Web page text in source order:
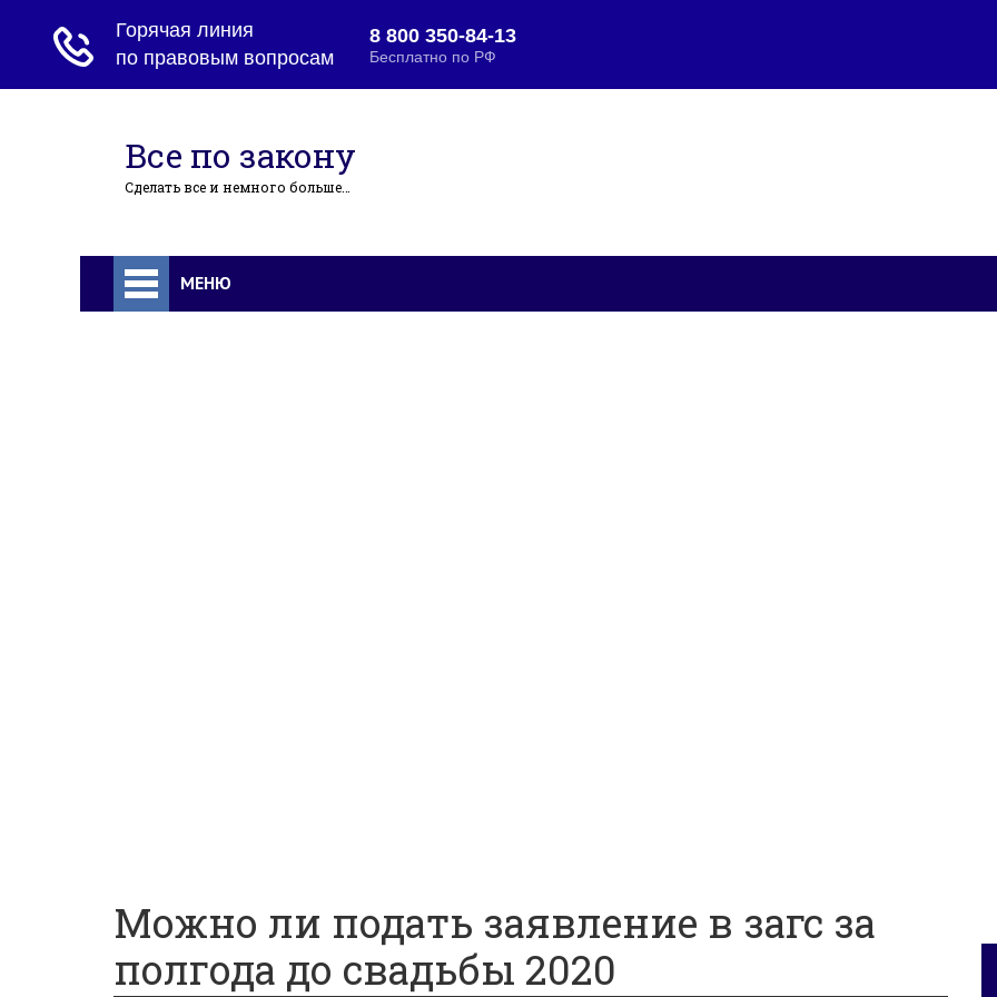
Все по закону
Сделать все и немного больше…
МЕНЮ
Главная
Можно ли подать заявление в загс за
полгода до свадьбы 2020